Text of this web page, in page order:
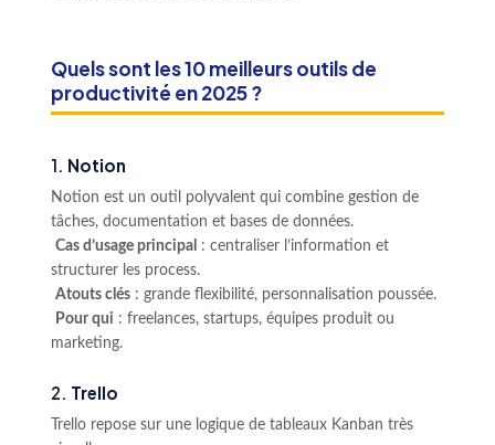
Quels sont les 10 meilleurs outils de
productivité en 2025 ?
1. Notion
Notion est un outil polyvalent qui combine gestion de
tâches, documentation et bases de données.
Cas d’usage principal : centraliser l’information et
structurer les process.
Atouts clés : grande flexibilité, personnalisation poussée.
Pour qui : freelances, startups, équipes produit ou
marketing.
2. Trello
Trello repose sur une logique de tableaux Kanban très